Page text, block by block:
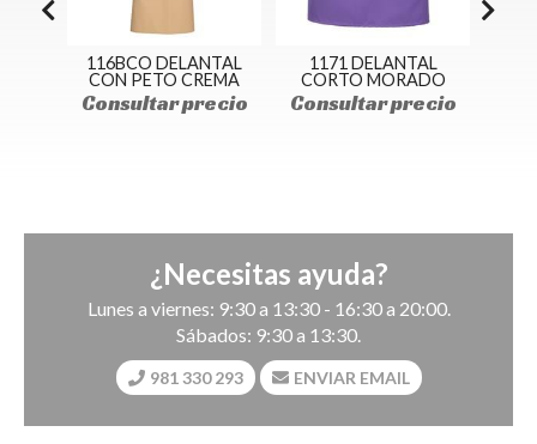
116BCO DELANTAL
CON PETO CREMA
Consultar precio
1171 DELANTAL
CORTO MORADO
Consultar precio
¿Necesitas ayuda?
Lunes a viernes: 9:30 a 13:30 - 16:30 a 20:00.
Sábados: 9:30 a 13:30.
981 330 293 ENVIAR EMAIL